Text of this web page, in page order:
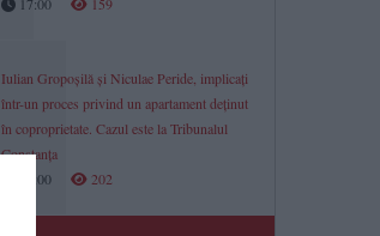
Iulian Gropoșilă și Niculae Peride, implicați
într-un proces privind un apartament deținut
în coproprietate. Cazul este la Tribunalul
Constanța
17:00
202